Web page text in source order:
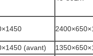
(avant)